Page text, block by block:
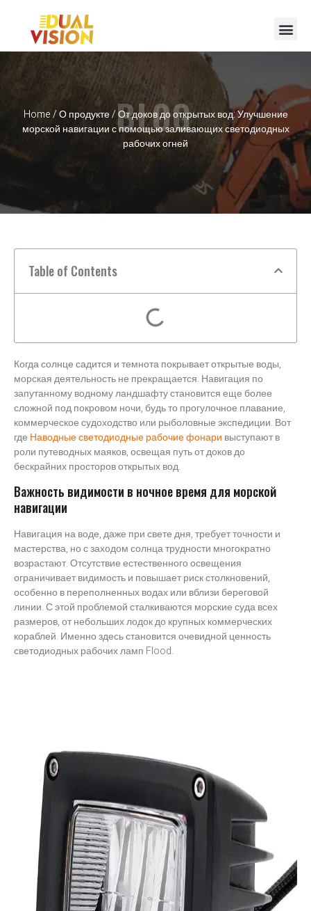
Home/О продукте/ От доков до открытых вод: Улучшение
морской навигации с помощью заливающих светодиодных
рабочих огней
BLOG
Table of Contents
Когда солнце садится и темнота покрывает открытые воды,
морская деятельность не прекращается. Навигация по
запутанному водному ландшафту становится еще более
сложной под покровом ночи, будь то прогулочное плавание,
коммерческое судоходство или рыболовные экспедиции. Вот
где Наводные светодиодные рабочие фонари выступают в
роли путеводных маяков, освещая путь от доков до
бескрайних просторов открытых вод.
Важность видимости в ночное время для морской
навигации
Навигация на воде, даже при свете дня, требует точности и
мастерства, но с заходом солнца трудности многократно
возрастают. Отсутствие естественного освещения
ограничивает видимость и повышает риск столкновений,
особенно в переполненных водах или вблизи береговой
линии. С этой проблемой сталкиваются морские суда всех
размеров, от небольших лодок до крупных коммерческих
кораблей. Именно здесь становится очевидной ценность
светодиодных рабочих ламп Flood.